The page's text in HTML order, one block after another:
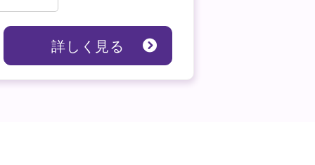
詳しく見る